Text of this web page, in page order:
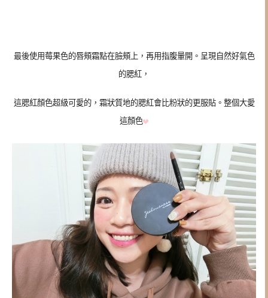
最後使用莓果色的唇頰霜點在臉頰上，再用指腹暈開。呈現自然好氣色
的腮紅，
這腮紅顏色超級可愛的，霜狀質地的腮紅會比粉狀的更服貼。整個大愛
這顏色